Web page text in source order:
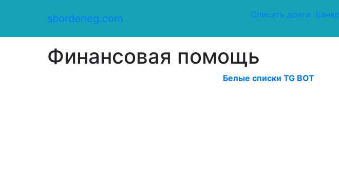
sbordeneg.com Списать долги.
Оказать помощь
Финансовая помощь
Белые списки TG BOT